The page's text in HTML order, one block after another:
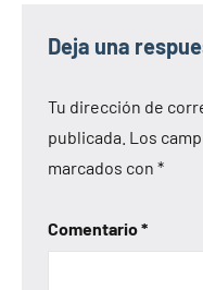
Deja una
Tu dirección de
publicada. Los
marcados con *
Comentario*